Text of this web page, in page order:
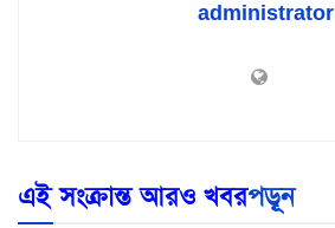
administrator
এই সংক্রান্ত আরও খবরপড়ূন